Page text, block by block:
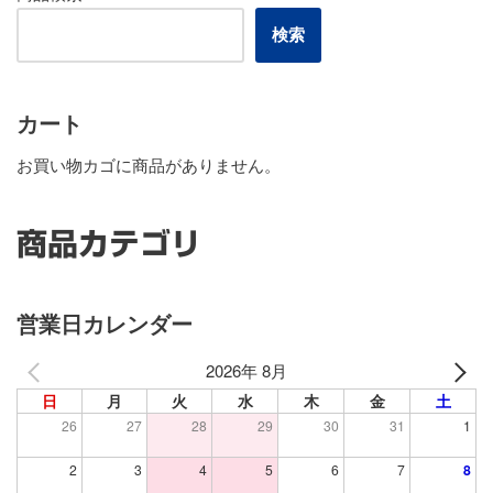
検索
カート
お買い物カゴに商品がありません。
商品カテゴリ
営業日カレンダー
2026年 8月
日 月 火 水 木 金 土
26 27 28 29 30 31 1
2 3 4 5 6 7 8